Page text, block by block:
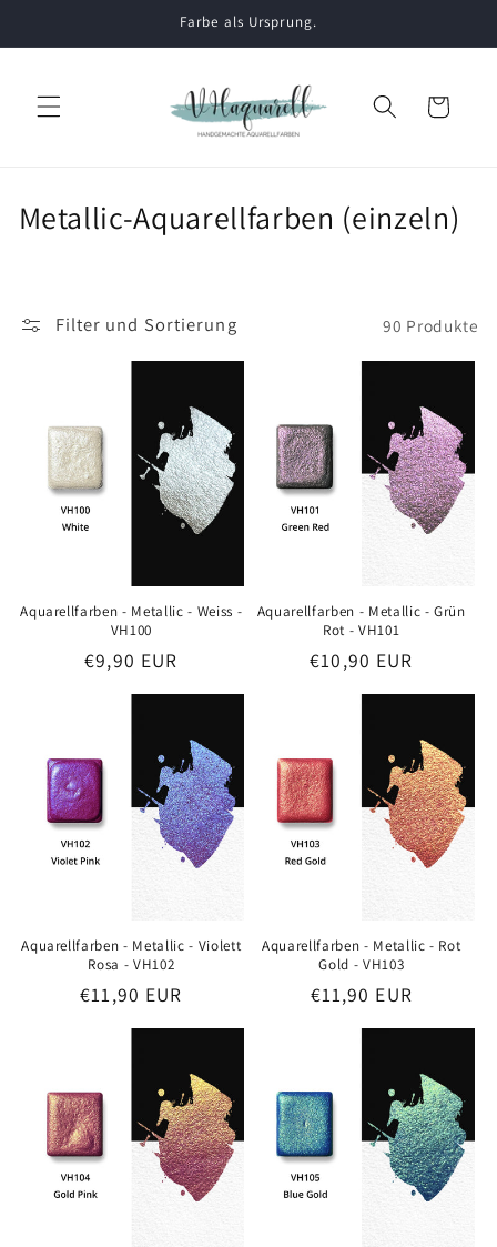
Inhalt
Farbe als Ursprung.
Warenkorb
K
e
Metallic-Aquarellfarben (einzeln)
Filter und Sortierung 90 Produkte
Aquarellfarben - Metallic - Weiss -
VH100
Preis
€9,90 EUR
Aquarellfarben - Metallic - Grün
Rot - VH101
Preis
€10,90 EUR
Aquarellfarben - Metallic - Violett
Rosa - VH102
Preis
€11,90 EUR
Aquarellfarben - Metallic - Rot
Gold - VH103
Preis
€11,90 EUR